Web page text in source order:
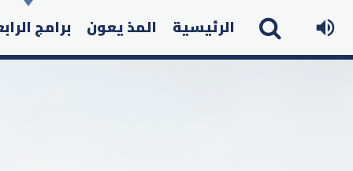
الرئيسية المذ يعون برامج